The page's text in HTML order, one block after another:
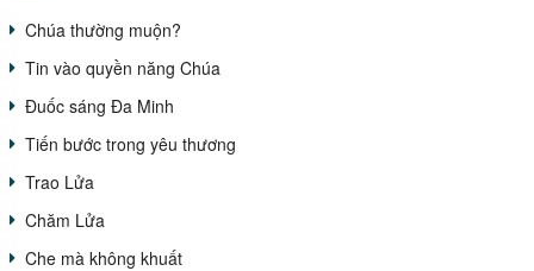
Chúa thường muộn?
Tin vào quyền năng Chúa
Đuốc sáng Đa Minh
Tiến bước trong yêu thương
Trao Lửa
Chăm Lửa
Che mà không khuất